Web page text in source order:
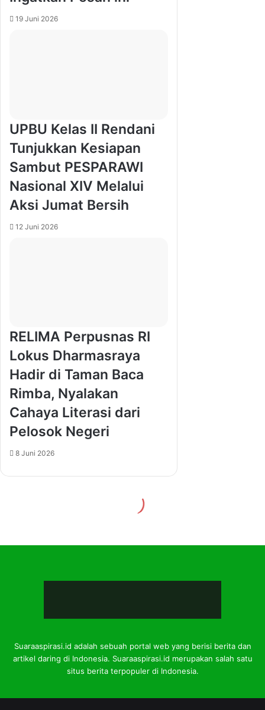
Suaraaspirasi.id adalah sebuah portal web yang berisi berita dan
artikel daring di Indonesia. Suaraaspirasi.id merupakan salah satu
situs berita terpopuler di Indonesia.